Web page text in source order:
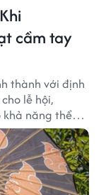
cầm tay
thành với định
lễ hội,
năng thể
thương hiệu,
tạo được
từng bước mở